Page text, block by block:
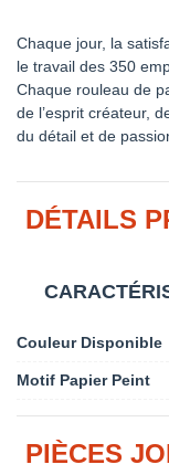
Chaque jour, la
le travail des 350
Chaque rouleau de
de l’esprit créateur,
du détail et de
DÉTAILS
Couleur Disponible
Motif Papier Peint
PIÈCES